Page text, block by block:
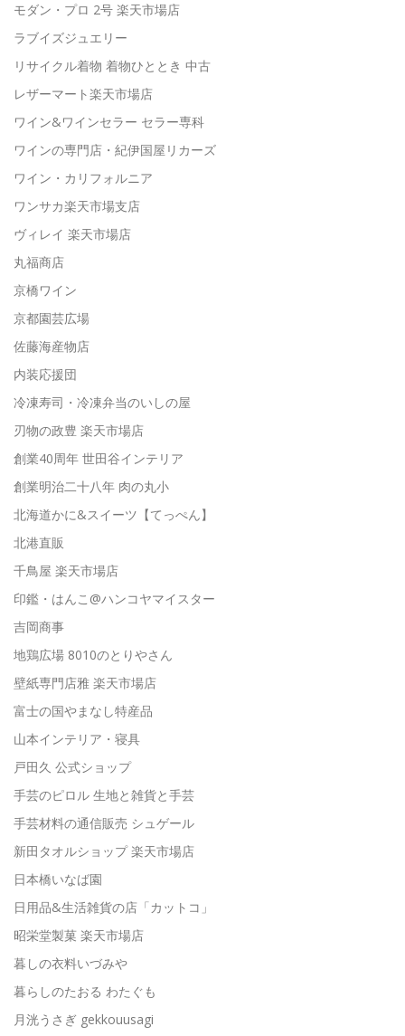
モダン・プロ 2号 楽天市場店
ラブイズジュエリー
リサイクル着物 着物ひととき 中古
レザーマート楽天市場店
ワイン&ワインセラー セラー専科
ワインの専門店・紀伊国屋リカーズ
ワイン・カリフォルニア
ワンサカ楽天市場支店
ヴィレイ 楽天市場店
丸福商店
京橋ワイン
京都園芸広場
佐藤海産物店
内装応援団
冷凍寿司・冷凍弁当のいしの屋
刃物の政豊 楽天市場店
創業40周年 世田谷インテリア
創業明治二十八年 肉の丸小
北海道かに&スイーツ【てっぺん】
北港直販
千鳥屋 楽天市場店
印鑑・はんこ@ハンコヤマイスター
吉岡商事
地鶏広場 8010のとりやさん
壁紙専門店雅 楽天市場店
富士の国やまなし特産品
山本インテリア・寝具
戸田久 公式ショップ
手芸のピロル 生地と雑貨と手芸
手芸材料の通信販売 シュゲール
新田タオルショップ 楽天市場店
日本橋いなば園
日用品&生活雑貨の店「カットコ」
昭栄堂製菓 楽天市場店
暮しの衣料いづみや
暮らしのたおる わたぐも
月洸うさぎ gekkouusagi